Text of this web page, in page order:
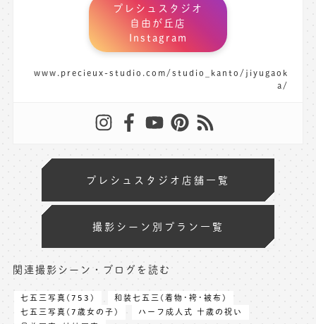
プレシュスタジオ
自由が丘店
Instagram
www.precieux-studio.com/studio_kanto/jiyugaok
a/
プレシュスタジオ店舗一覧
撮影シーン別プラン一覧
関連撮影シーン・ブログを読む
七五三写真(753)
和装七五三(着物･袴･被布)
七五三写真(7歳女の子)
ハーフ成人式 十歳の祝い